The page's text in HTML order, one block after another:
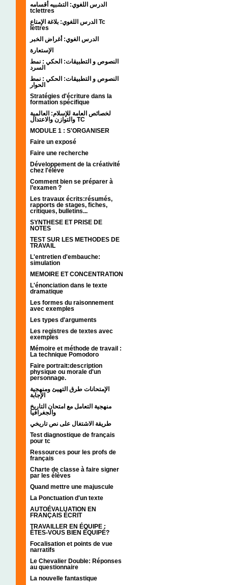
الدرس اللغوي: التشبيه أقسامه
tclettres
الدرس اللغوي: بلاغة الإمتاع Tc
lettres
الدرس الغوي: أغراض الخبر
الإستعارة
النصوص و التطبيقات: الحكي : نمط
السرد
النصوص و التطبيقات: الحكي : نمط
الحوار
Stratégies d'écriture dans la
formation spécifique
لخصائص العامة للإسلام: العالمية
والتوازن والاعتدال TC
MODULE 1 : S'ORGANISER
Faire un exposé
Faire une recherche
Développement de la créativité
chez l'élève
Comment bien se préparer à
l’examen ?
Les travaux écrits:résumés,
rapports de stages, fiches,
critiques, bulletins...
SYNTHESE ET PRISE DE
NOTES
TEST SUR LES METHODES DE
TRAVAIL
L'entretien d'embauche:
simulation
MEMOIRE ET CONCENTRATION
L'énonciation dans le texte
dramatique
Les formes du raisonnement
avec exemples
Les types d'arguments
Les registres de textes avec
exemples
Mémoire et méthode de travail :
La technique Pomodoro
Faire portrait:description
physique ou morale d'un
personnage.
الإمتحانات طرق التهيئ ومنهجية
الإجابة
منهجية التعامل مع امتحان التاريخ
والجغرافيا
طريقة الاشتغال على نص تاريخي
Test diagnostique de français
pour tc
Ressources pour les profs de
français
Charte de classe à faire signer
par les élèves
Quand mettre une majuscule
La Ponctuation d'un texte
AUTOÉVALUATION EN
FRANÇAIS ÉCRIT
TRAVAILLER EN ÉQUIPE :
ÊTES-VOUS BIEN ÉQUIPÉ?
Focalisation et points de vue
narratifs
Le Chevalier Double: Réponses
au questionnaire
La nouvelle fantastique